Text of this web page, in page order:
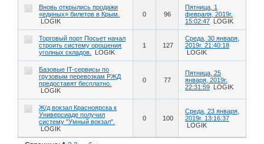
Вновь открылись продажи
«единых» билетов в Крым.
LOGIK
0 96
Пятница, 1
февраля, 2019г.
15:02:47 LOGIK
Торговый порт Посьет начал
строить систему орошения
уголных складов.
LOGIK
1 127
Среда, 30 января,
2019г. 21:40:18
LOGIK
Базовые IT-сервисы по
грузовым перевозкам РЖД
предоставят бесплатно.
LOGIK
0 77
Пятница, 25
января, 2019г.
22:31:59 LOGIK
Ж/д вокзал Красноярска к
Универсиаде получил
систему "Умный вокзал".
LOGIK
0 100
Среда, 23 января,
2019г. 13:16:37
LOGIK